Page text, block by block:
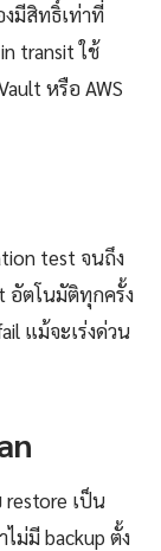
งมีสิทธิ์เท่าที่
transit ใช้
หรือ AWS
test จนถึง
อัตโนมัติทุกครั้ง
แม้จะเร่งด่วน
เป็น
ม่มี backup ตั้ง